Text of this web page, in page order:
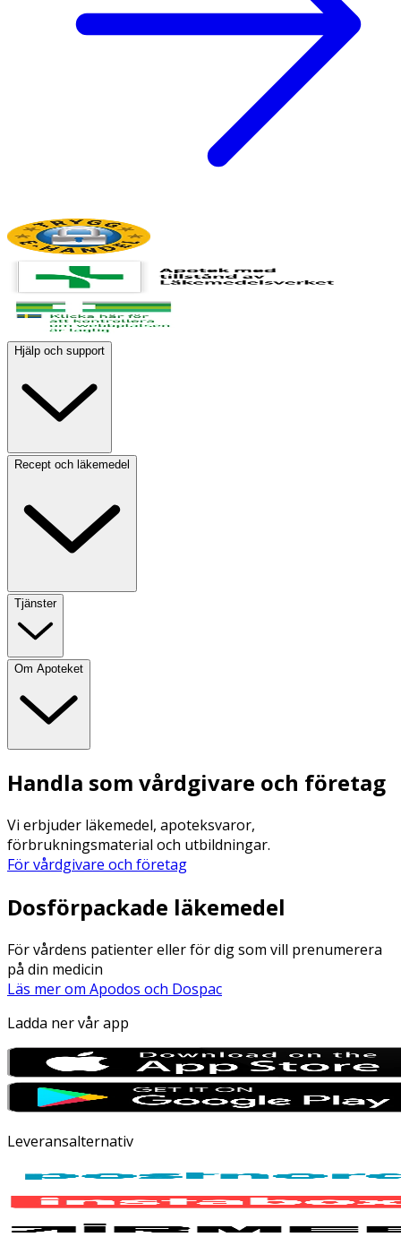
Hjälp och support
Recept och läkemedel
Tjänster
Om Apoteket
Handla som vårdgivare och företag
Vi erbjuder läkemedel, apoteksvaror,
förbrukningsmaterial och utbildningar.
För vårdgivare och företag
Dosförpackade läkemedel
För vårdens patienter eller för dig som vill prenumerera
på din medicin
Läs mer om Apodos och Dospac
Ladda ner vår app
Leveransalternativ